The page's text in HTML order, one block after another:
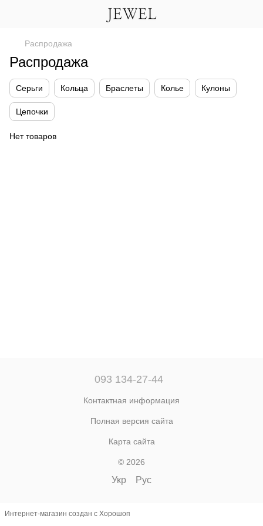
Распродажа
Распродажа
Серьги Кольца Браслеты Колье Кулоны
Цепочки
Нет товаров
093 134-27-44
Контактная информация
Полная версия сайта
Карта сайта
© 2026
Укр Рус
Интернет-магазин создан с Хорошоп